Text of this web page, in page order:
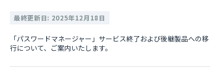
最終更新日: 2025年12月18日
「パスワードマネージャー」サービス終了および後継製品への移
行について、ご案内いたします。